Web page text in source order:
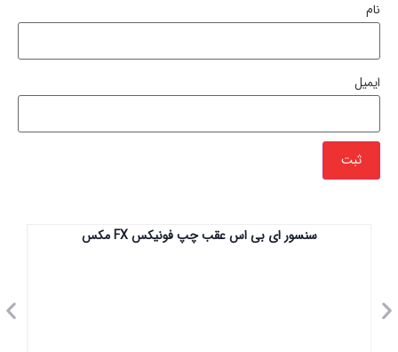
نام
ایمیل
سنسور ای بی اس عقب چپ فونیکس FX مکس